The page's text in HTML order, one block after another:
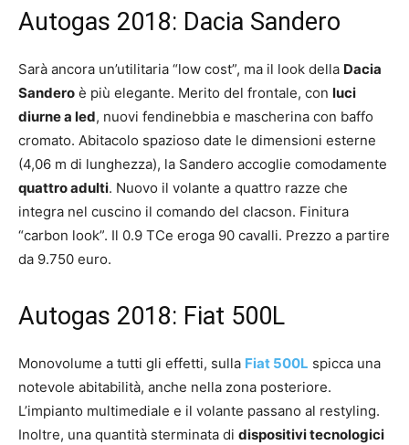
Autogas 2018: Dacia Sandero
Sarà ancora un’utilitaria “low cost”, ma il look della Dacia
Sandero è più elegante. Merito del frontale, con luci
diurne a led, nuovi fendinebbia e mascherina con baffo
cromato. Abitacolo spazioso date le dimensioni esterne
(4,06 m di lunghezza), la Sandero accoglie comodamente
quattro adulti. Nuovo il volante a quattro razze che
integra nel cuscino il comando del clacson. Finitura
“carbon look”. Il 0.9 TCe eroga 90 cavalli. Prezzo a partire
da 9.750 euro.
Autogas 2018: Fiat 500L
Monovolume a tutti gli effetti, sulla Fiat 500L spicca una
notevole abitabilità, anche nella zona posteriore.
L’impianto multimediale e il volante passano al restyling.
Inoltre, una quantità sterminata di dispositivi tecnologici